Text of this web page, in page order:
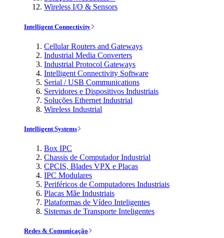
Wireless I/O & Sensors
Intelligent Connectivity
Cellular Routers and Gateways
Industrial Media Converters
Industrial Protocol Gateways
Intelligent Connectivity Software
Serial / USB Communications
Servidores e Dispositivos Industriais
Soluções Ethernet Industrial
Wireless Industrial
Intelligent Systems
Box IPC
Chassis de Computador Industrial
CPCIS, Blades VPX e Placas
IPC Modulares
Periféricos de Computadores Industriais
Placas Mãe Industriais
Plataformas de Vídeo Inteligentes
Sistemas de Transporte Inteligentes
Redes & Comunicação